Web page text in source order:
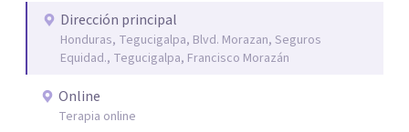
Dirección principal
Honduras, Tegucigalpa, Blvd. Morazan, Seguros
Equidad., Tegucigalpa, Francisco Morazán
Online
Terapia online